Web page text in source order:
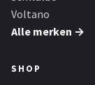
Shimano
Voltano
Alle merken →
SHOP